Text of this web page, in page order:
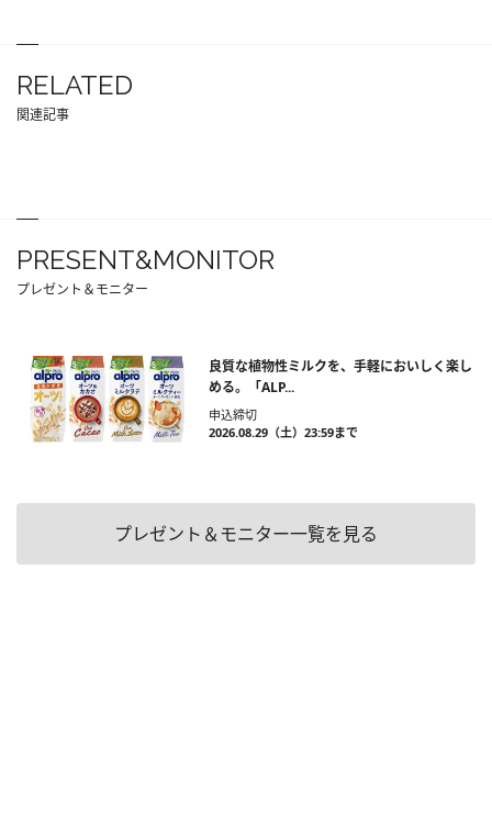
RELATED
関連記事
PRESENT&MONITOR
プレゼント＆モニター
良質な植物性ミルクを、手軽においしく楽し
める。「ALP...
申込締切
2026.08.29（土）23:59まで
プレゼント＆モニター一覧を見る